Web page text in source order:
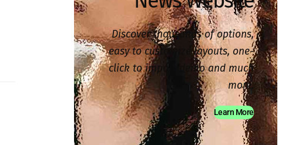
Discover thousands of options,
easy to customize layouts, one-
click to import demo and much
more.
Learn More